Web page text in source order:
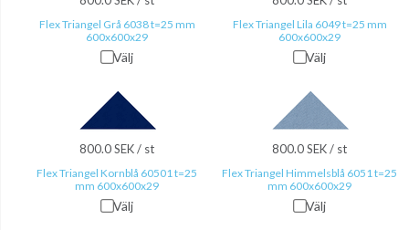
Flex Triangel Grå 6038 t=25 mm
600x600x29
Välj
Flex Triangel Lila 6049 t=25 mm
600x600x29
Välj
800.0 SEK / st
Flex Triangel Kornblå 60501 t=25
mm 600x600x29
Välj
800.0 SEK / st
Flex Triangel Himmelsblå 6051 t=25
mm 600x600x29
Välj